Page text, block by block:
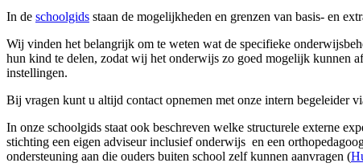
In de schoolgids staan de mogelijkheden en grenzen van basis- en
Wij vinden het belangrijk om te weten wat de specifieke
hun kind te delen, zodat wij het onderwijs zo goed mogelijk kunnen
instellingen.
Bij vragen kunt u altijd contact opnemen met onze intern begeleider
In onze schoolgids staat ook beschreven welke structurele externe
stichting een eigen adviseur inclusief onderwijs en een
ondersteuning aan die ouders buiten school zelf kunnen aanvragen (